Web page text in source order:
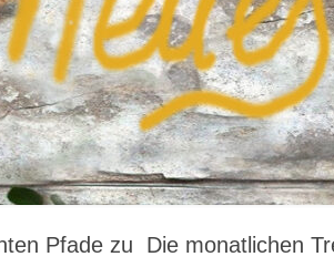
Pfade zu
Die monatlichen